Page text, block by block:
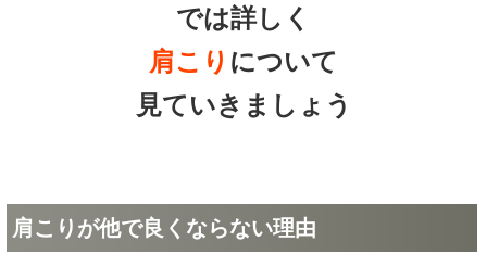
では詳しく
肩こり について
見ていきましょう
肩こりが他で良くならない理由